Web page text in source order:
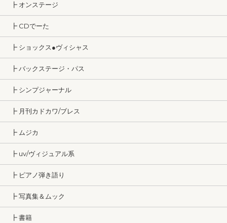
┣ オンステージ
┣ CDでーた
┣ ショックス●ヴィシャス
┣ バックステージ・パス
┣ シンプジャーナル
┣ 月刊カドカワ/ブレス
┣ ムジカ
┣ uv/ヴィジュアル系
┣ ピアノ弾き語り
┣ 写真集＆ムック
┣ 書籍